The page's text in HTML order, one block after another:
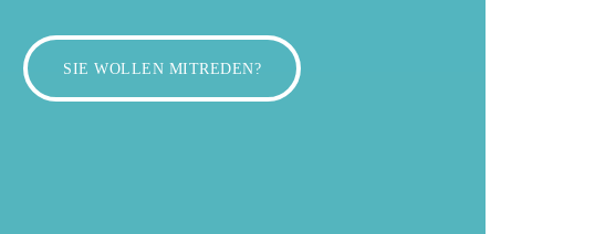
SIE WOLLEN MITREDEN?